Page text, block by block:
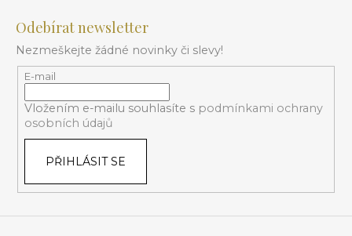
Odebírat newsletter
Nezmeškejte žádné novinky či slevy!
E-mail
Vložením e-mailu souhlasíte s podmínkami ochrany
osobních údajů
PŘIHLÁSIT SE